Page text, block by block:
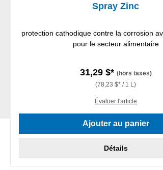
Spray Zinc
protection cathodique contre la corrosion
pour le secteur alimentaire
31,29 $* (hors taxes)
(78,23 $* / 1 L)
Évaluer l'article
Ajouter au panier
Détails